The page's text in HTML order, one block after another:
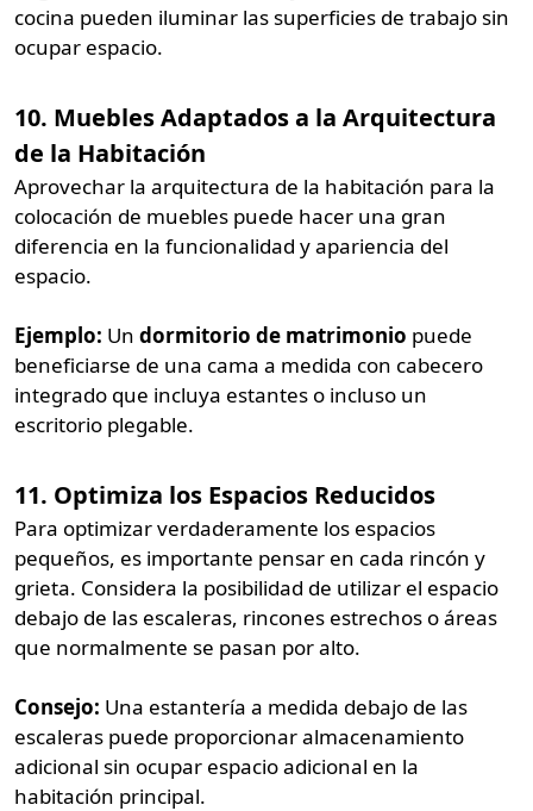
cocina pueden iluminar las superficies de trabajo sin
ocupar espacio.
10. Muebles Adaptados a la Arquitectura
de la Habitación
Aprovechar la arquitectura de la habitación para la
colocación de muebles puede hacer una gran
diferencia en la funcionalidad y apariencia del
espacio.
Ejemplo: Un dormitorio de matrimonio puede
beneficiarse de una cama a medida con cabecero
integrado que incluya estantes o incluso un
escritorio plegable.
11. Optimiza los Espacios Reducidos
Para optimizar verdaderamente los espacios
pequeños, es importante pensar en cada rincón y
grieta. Considera la posibilidad de utilizar el espacio
debajo de las escaleras, rincones estrechos o áreas
que normalmente se pasan por alto.
Consejo: Una estantería a medida debajo de las
escaleras puede proporcionar almacenamiento
adicional sin ocupar espacio adicional en la
habitación principal.